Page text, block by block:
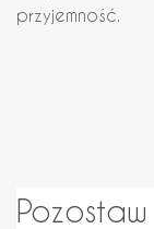
przyjemność.